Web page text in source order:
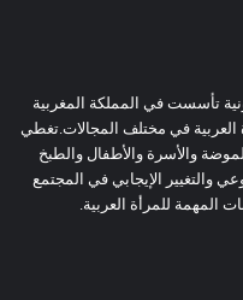
تأسست في المملكة المغربية
المرأة العربية في مختلف المجالات.تغطي
والأسرة والأطفال والطبخ
والتغيير الإيجابي في المجتمع
المهمة للمرأة العربية.